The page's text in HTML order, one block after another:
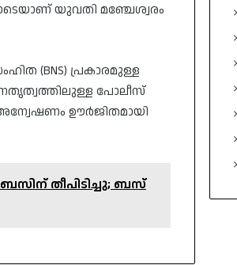
യുവതി മഞ്ചേശ്വരം
(BNS) പ്രകാരമുള്ള
പോലീസ്
ഊർജിതമായി
ബസിന് തീപിടിച്ചു; ബസ്